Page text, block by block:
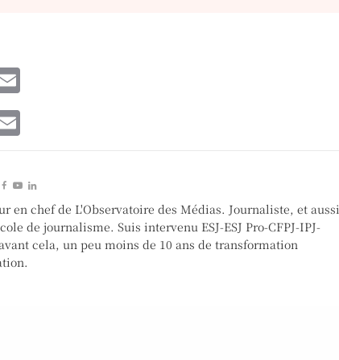
ai
l
en chef de L'Observatoire des Médias. Journaliste, et aussi
de journalisme. Suis intervenu ESJ-ESJ Pro-CFPJ-IPJ-
cela, un peu moins de 10 ans de transformation